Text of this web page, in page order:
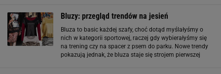
Bluzy: przegląd trendów na jesień
Bluza to basic każdej szafy, choć dotąd myślałyśmy o
nich w kategorii sportowej, raczej gdy wybierałyśmy się
na trening czy na spacer z psem do parku. Nowe trendy
pokazują jednak, że bluza staje się strojem pierwszej